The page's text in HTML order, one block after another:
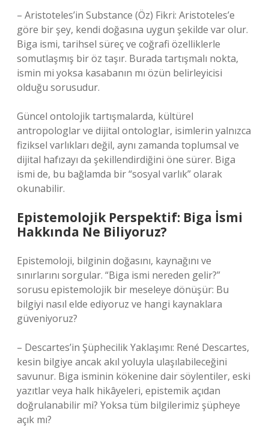
– Aristoteles’in Substance (Öz) Fikri: Aristoteles’e
göre bir şey, kendi doğasına uygun şekilde var olur.
Biga ismi, tarihsel süreç ve coğrafi özelliklerle
somutlaşmış bir öz taşır. Burada tartışmalı nokta,
ismin mi yoksa kasabanın mı özün belirleyicisi
olduğu sorusudur.
Güncel ontolojik tartışmalarda, kültürel
antropologlar ve dijital ontologlar, isimlerin yalnızca
fiziksel varlıkları değil, aynı zamanda toplumsal ve
dijital hafızayı da şekillendirdiğini öne sürer. Biga
ismi de, bu bağlamda bir “sosyal varlık” olarak
okunabilir.
Epistemolojik Perspektif: Biga İsmi
Hakkında Ne Biliyoruz?
Epistemoloji, bilginin doğasını, kaynağını ve
sınırlarını sorgular. “Biga ismi nereden gelir?”
sorusu epistemolojik bir meseleye dönüşür: Bu
bilgiyi nasıl elde ediyoruz ve hangi kaynaklara
güveniyoruz?
– Descartes’in Şüphecilik Yaklaşımı: René Descartes,
kesin bilgiye ancak akıl yoluyla ulaşılabileceğini
savunur. Biga isminin kökenine dair söylentiler, eski
yazıtlar veya halk hikâyeleri, epistemik açıdan
doğrulanabilir mi? Yoksa tüm bilgilerimiz şüpheye
açık mı?